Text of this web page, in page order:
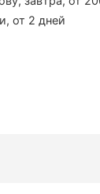
от 2 дней